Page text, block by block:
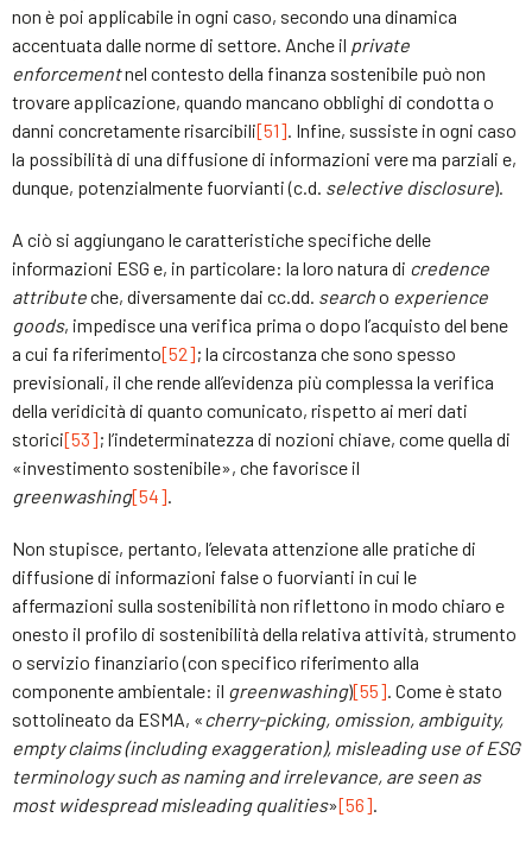
non è poi applicabile in ogni caso, secondo una dinamica
accentuata dalle norme di settore. Anche il private
enforcementnel contesto della finanza sostenibile può non
trovare applicazione, quando mancano obblighi di condotta o
danni concretamente risarcibili[51]. Infine, sussiste in ogni caso
la possibilità di una diffusione di informazioni vere ma parziali e,
dunque, potenzialmente fuorvianti (c.d. selective disclosure).
A ciò si aggiungano le caratteristiche specifiche delle
informazioni ESG e, in particolare: la loro natura di credence
attributeche, diversamente dai cc.dd. searcho experience
goods, impedisce una verifica prima o dopo l’acquisto del bene
a cui fa riferimento[52]; la circostanza che sono spesso
previsionali, il che rende all’evidenza più complessa la verifica
della veridicità di quanto comunicato, rispetto ai meri dati
storici[53]; l’indeterminatezza di nozioni chiave, come quella di
«investimento sostenibile», che favorisce il
greenwashing[54].
Non stupisce, pertanto, l’elevata attenzione alle pratiche di
diffusione di informazioni false o fuorvianti in cui le
affermazioni sulla sostenibilità non riflettono in modo chiaro e
onesto il profilo di sostenibilità della relativa attività, strumento
o servizio finanziario (con specifico riferimento alla
componente ambientale: il greenwashing)[55]. Come è stato
sottolineato da ESMA, «cherry-picking, omission, ambiguity,
empty claims (including exaggeration), misleading use of ESG
terminology such as naming and irrelevance, are seen as
most widespread misleading qualities»[56].